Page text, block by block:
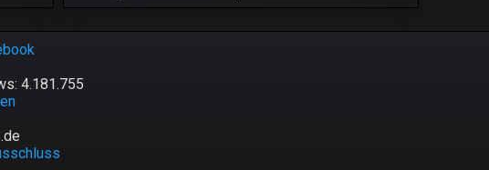
4.181.755